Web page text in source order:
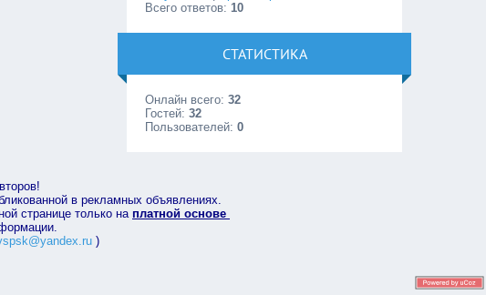
Всего ответов:10
СТАТИСТИКА
Онлайн всего:32
Гостей:32
Пользователей:0
в рекламных объявлениях.
странице только на платной основе
)